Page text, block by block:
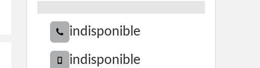
indisponible
indisponible